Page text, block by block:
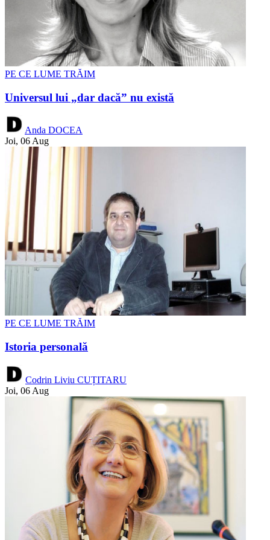
PE CE LUME TRĂIM
Universul lui „dar dacă” nu există
Anda DOCEA
Joi, 06 Aug
PE CE LUME TRĂIM
Istoria personală
Codrin Liviu CUȚITARU
Joi, 06 Aug